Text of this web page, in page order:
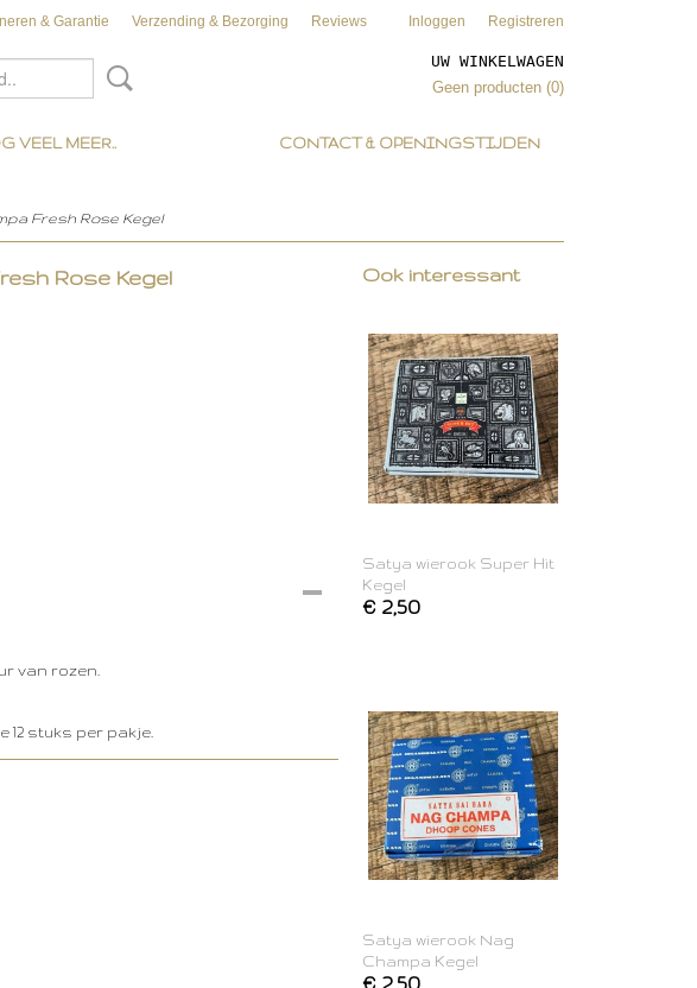
& Garantie Verzending & Bezorging Reviews Inloggen Registreren
UW WINKELWAGEN
Geen producten (0)
CONTACT & OPENINGSTIJDEN
VEEL MEER..
Fresh Rose Kegel
Rose Kegel
van rozen.
12 stuks per pakje.
Ook interessant
Satya wierook Super Hit
Kegel
€ 2,50
Satya wierook Nag
Champa Kegel
€ 2,50